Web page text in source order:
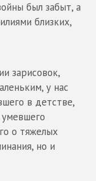
был забыт, а
близких,
зарисовок,
у нас
в детстве,
о тяжелых
но и